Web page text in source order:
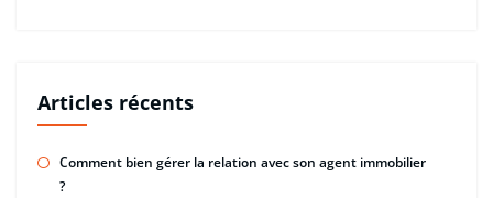
Articles récents
Comment bien gérer la relation avec son agent immobilier
?